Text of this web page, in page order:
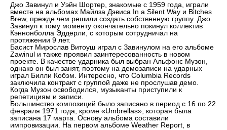
Джо Завинул и Уэйн Шортер, знакомые с 1959 года, играли
вместе на альбомах Майлза Дэвиса In a Silent Way и Bitches
Brew, прежде чем решили создать собственную группу. Джо
Завинул к тому моменту окончательно покинул коллектив
Кэннонболла Эддерли, с которым сотрудничал на
протяжении 9 лет.
Басист Мирослав Витоуш играл с Завинулом на его альбоме
Zawinul и также проявил заинтересованность в новом
проекте. В качестве ударника был выбран Альфонс Музон,
однако он был занят, поэтому на демозаписи на ударных
играл Билли Кобэм. Интересно, что Columbia Records
заключила контракт с группой даже не прослушав демо.
Когда Музон освободился, музыканты приступили к
репетициям и записи.
Большинство композиций было записано в период с 16 по 22
февраля 1971 года, кроме «Umbrellas», которая была
записана 17 марта. Основу альбома составили
импровизации. На первом альбоме Weather Report, в